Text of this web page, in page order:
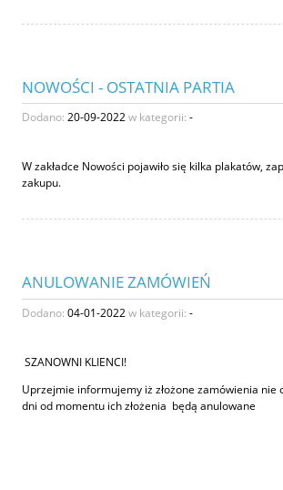
NOWOŚCI - OSTATNIA PARTIA
Dodano: 20-09-2022w kategorii: -
W zakładce Nowości pojawiło się kilka plakatów,
zakupu.
ANULOWANIE ZAMÓWIEŃ
Dodano: 04-01-2022w kategorii: -
SZANOWNI KLIENCI!
Uprzejmie informujemy iż złożone zamówienia nie
dni od momentu ich złożenia będą anulowane